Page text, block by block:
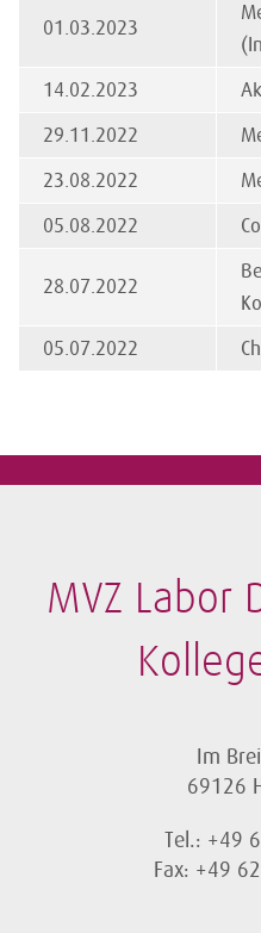
01.03.2023
14.02.2023
29.11.2022
23.08.2022
05.08.2022
28.07.2022
05.07.2022
MVZ Labor
Im
69126
Tel.: +49
Fax: +49